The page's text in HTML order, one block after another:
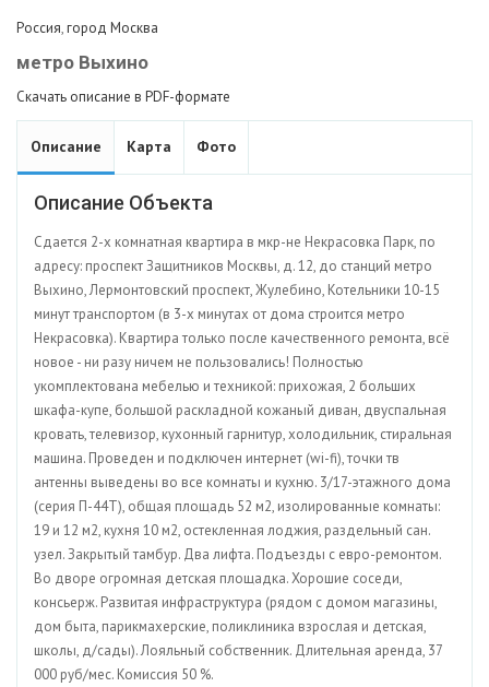
Россия,город Москва
метро Выхино
Скачать описание в PDF-формате
Описание Карта Фото
Описание Объекта
Сдается 2-х комнатная квартира в мкр-не Некрасовка Парк, по
адресу: проспект Защитников Москвы, д. 12, до станций метро
Выхино, Лермонтовский проспект, Жулебино, Котельники 10-15
минут транспортом (в 3-х минутах от дома строится метро
Некрасовка). Квартира только после качественного ремонта, всё
новое - ни разу ничем не пользовались! Полностью
укомплектована мебелью и техникой: прихожая, 2 больших
шкафа-купе, большой раскладной кожаный диван, двуспальная
кровать, телевизор, кухонный гарнитур, холодильник, стиральная
машина. Проведен и подключен интернет (wi-fi), точки тв
антенны выведены во все комнаты и кухню. 3/17-этажного дома
(серия П-44Т), общая площадь 52 м2, изолированные комнаты:
19 и 12 м2, кухня 10 м2, остекленная лоджия, раздельный сан.
узел. Закрытый тамбур. Два лифта. Подъезды с евро-ремонтом.
Во дворе огромная детская площадка. Хорошие соседи,
консьерж. Развитая инфраструктура (рядом с домом магазины,
дом быта, парикмахерские, поликлиника взрослая и детская,
школы, д/сады). Лояльный собственник. Длительная аренда, 37
000 руб/мес. Комиссия 50 %.